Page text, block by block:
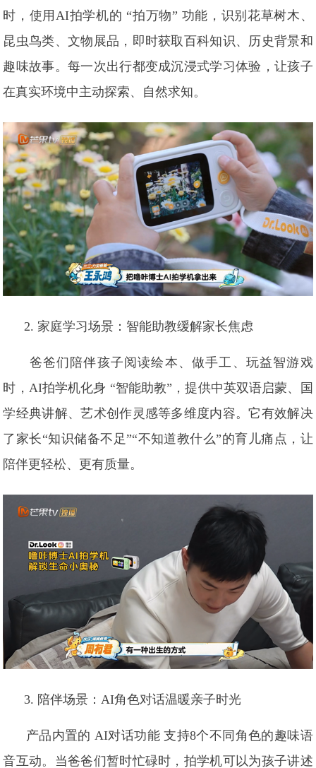
时，使用AI拍学机的 “拍万物” 功能，识别花草树木、
昆虫鸟类、文物展品，即时获取百科知识、历史背景和
趣味故事。每一次出行都变成沉浸式学习体验，让孩子
在真实环境中主动探索、自然求知。
2. 家庭学习场景：智能助教缓解家长焦虑
爸爸们陪伴孩子阅读绘本、做手工、玩益智游戏
时，AI拍学机化身 “智能助教”，提供中英双语启蒙、国
学经典讲解、艺术创作灵感等多维度内容。它有效解决
了家长“知识储备不足”“不知道教什么”的育儿痛点，让
陪伴更轻松、更有质量。
3. 陪伴场景：AI角色对话温暖亲子时光
产品内置的 AI对话功能 支持8个不同角色的趣味语
音互动。当爸爸们暂时忙碌时，拍学机可以为孩子讲述